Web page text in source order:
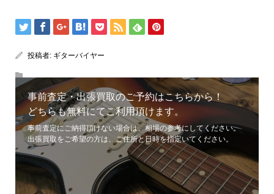
投稿者: ギターバイヤー
事前査定・出張買取のご予約はこちらから！
どちらも無料にてご利用頂けます。
事前査定にご納得頂けない場合は、相場の参考にしてください。
出張買取をご希望の方は、ご住所と日時を指定いてください。